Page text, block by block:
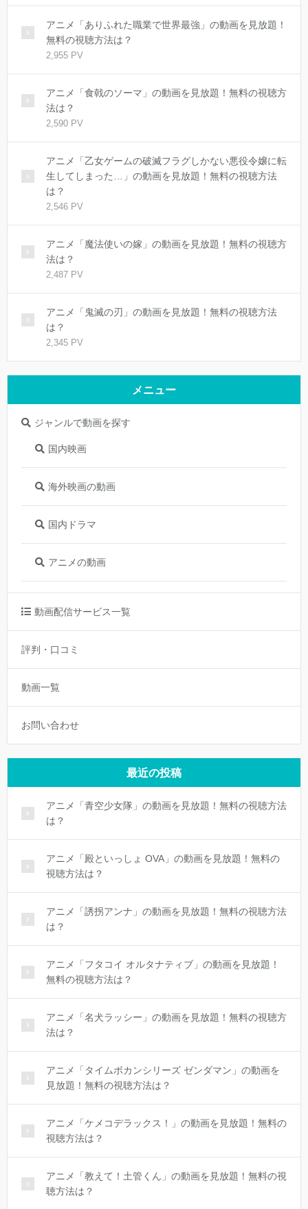
アニメ「ありふれた職業で世界最強」の動画を見放題！
無料の視聴方法は？
2,955 PV
アニメ「食戟のソーマ」の動画を見放題！無料の視聴方
法は？
2,590 PV
アニメ「乙女ゲームの破滅フラグしかない悪役令嬢に転
生してしまった…」の動画を見放題！無料の視聴方法
は？
2,546 PV
アニメ「魔法使いの嫁」の動画を見放題！無料の視聴方
法は？
2,487 PV
アニメ「鬼滅の刃」の動画を見放題！無料の視聴方法
は？
2,345 PV
メニュー
ジャンルで動画を探す
国内映画
海外映画の動画
国内ドラマ
アニメの動画
動画配信サービス一覧
評判・口コミ
動画一覧
お問い合わせ
最近の投稿
アニメ「青空少女隊」の動画を見放題！無料の視聴方法
は？
アニメ「殿といっしょ OVA」の動画を見放題！無料の
視聴方法は？
アニメ「誘拐アンナ」の動画を見放題！無料の視聴方法
は？
アニメ「フタコイ オルタナティブ」の動画を見放題！
無料の視聴方法は？
アニメ「名犬ラッシー」の動画を見放題！無料の視聴方
法は？
アニメ「タイムボカンシリーズ ゼンダマン」の動画を
見放題！無料の視聴方法は？
アニメ「ケメコデラックス！」の動画を見放題！無料の
視聴方法は？
アニメ「教えて！土管くん」の動画を見放題！無料の視
聴方法は？